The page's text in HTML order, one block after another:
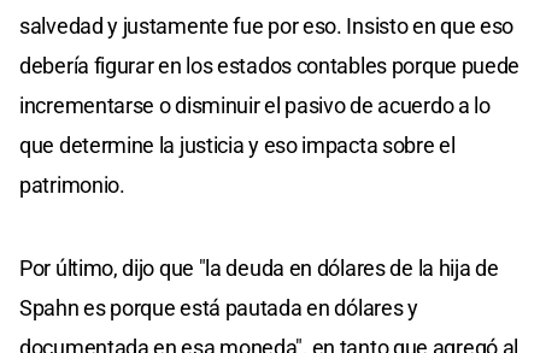
salvedad y justamente fue por eso. Insisto en que eso
debería figurar en los estados contables porque puede
incrementarse o disminuir el pasivo de acuerdo a lo
que determine la justicia y eso impacta sobre el
patrimonio.
Por último, dijo que "la deuda en dólares de la hija de
Spahn es porque está pautada en dólares y
documentada en esa moneda", en tanto que agregó al